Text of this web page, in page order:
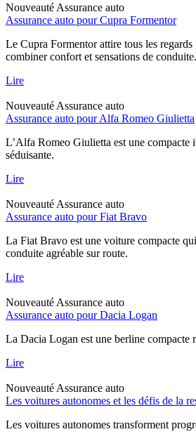
Nouveauté Assurance auto
Assurance auto pour Cupra Formentor
Le Cupra Formentor attire tous les
combiner confort et sensations de conduite.
Lire
Nouveauté Assurance auto
Assurance auto pour Alfa Romeo Giulietta
L’Alfa Romeo Giulietta est une compacte
séduisante.
Lire
Nouveauté Assurance auto
Assurance auto pour Fiat Bravo
La Fiat Bravo est une voiture compacte
conduite agréable sur route.
Lire
Nouveauté Assurance auto
Assurance auto pour Dacia Logan
La Dacia Logan est une berline compacte
Lire
Nouveauté Assurance auto
Les voitures autonomes et les défis de la
Les voitures autonomes transforment